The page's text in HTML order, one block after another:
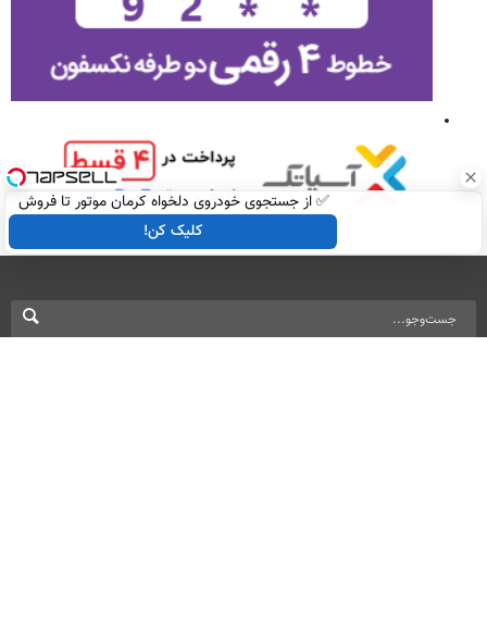
✅ از جستجوی خودروی دلخواه کرمان موتور تا فروش
ساده، بی واسطه و مستقیم
کلیک کن!